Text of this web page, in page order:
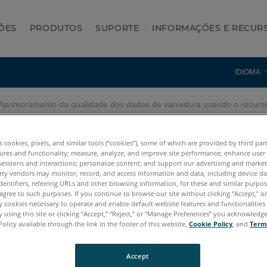
PRODUTOS SUPORTE INFORMAÇÕES E
IDIOMA
da qualidade dos dados de varredura usando o
dos dados de
cookies, pixels, and similar tools (“cookies”), some of which are provided by third
and functionality; measure, analyze, and improve site performance; enhance user
and interactions; personalize content; and support our advertising and
vendors may monitor, record, and access information and data, including device
referring URLs and other browsing information, for these and similar
to such purposes. If you continue to browse our site without clicking “Accept,”
cookies necessary to operate and enable default website features and
using this site or clicking “Accept,” “Reject,” or “Manage Preferences” you
available through the link in the footer of this website, Cookie Policy, and
Accept